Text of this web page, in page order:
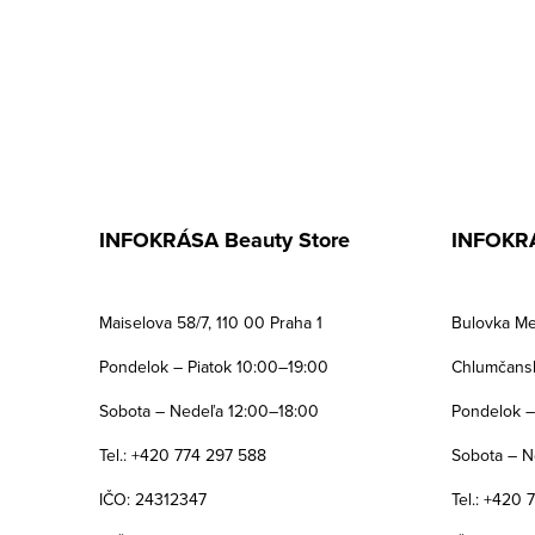
INFOKRÁSA Beauty Store
Maiselova 58/7, 110 00 Praha 1
Pondelok – Piatok 10:00–19:00
Sobota – Nedeľa 12:00–18:00
Tel.: +420 774 297 588
IČO: 24312347
Bulovka
Pondelok
Sobota –
Tel.: +420